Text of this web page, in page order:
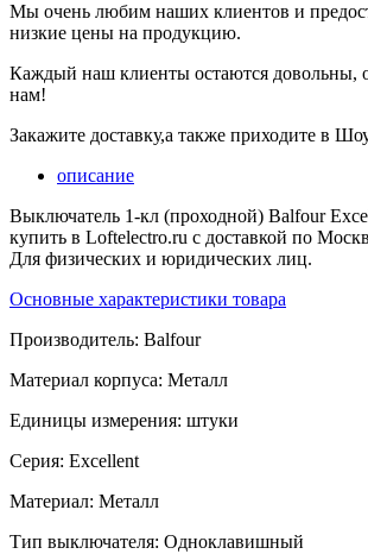
Мы очень любим наших клиентов и
низкие цены на продукцию.
Каждый наш клиенты остаются довольны,
нам!
Закажите доставку,а также приходите в
описание
Выключатель 1-кл (проходной) Balfour
купить в Loftelectro.ru c доставкой по
Для физических и юридических лиц.
Основные характеристики товара
Производитель: Balfour
Материал корпуса: Металл
Единицы измерения: штуки
Серия: Excellent
Материал: Металл
Тип выключателя: Одноклавишный